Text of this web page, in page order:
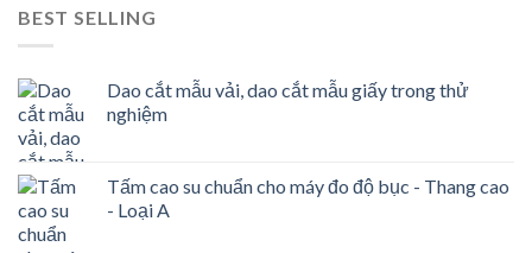
BEST SELLING
Dao cắt mẫu vải, dao cắt mẫu giấy trong thử
nghiệm
Tấm cao su chuẩn cho máy đo độ bục - Thang cao
- Loại A